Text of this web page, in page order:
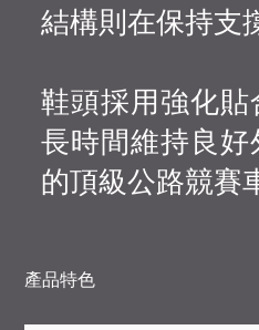
結構則在保持支
鞋頭採用強化貼
長時間維持良
的頂級公路競賽
產品特色